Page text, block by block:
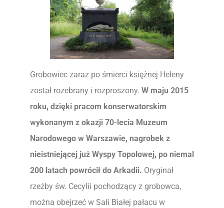
Grobowiec zaraz po śmierci księżnej Heleny
został rozebrany i rozproszony. W maju 2015
roku, dzięki pracom konserwatorskim
wykonanym z okazji 70-lecia Muzeum
Narodowego w Warszawie, nagrobek z
nieistniejącej już Wyspy Topolowej, po niemal
200 latach powrócił do Arkadii. Oryginał
rzeźby św. Cecylii pochodzący z grobowca,
można obejrzeć w Sali Białej pałacu w